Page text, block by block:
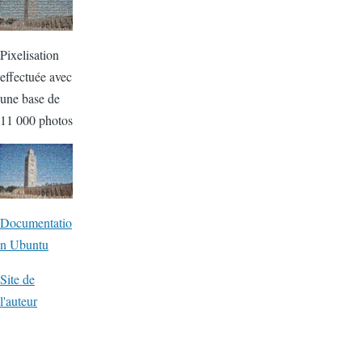
Pixelisation
effectuée avec
une base de
11 000 photos
Documentatio
n Ubuntu
Site de
l'auteur